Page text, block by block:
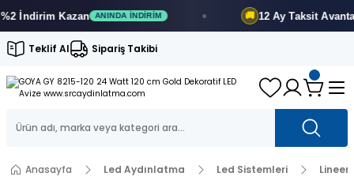
İndirimKazan ANINDA İNDIRIM 12 Ay Taksit Avantajı
Teklif Al Sipariş Takibi
Anasayfa Led Aydınlatma Led Sistemleri Lineer